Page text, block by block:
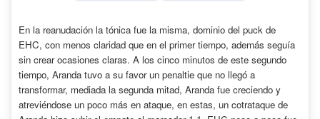
En la reanudación la tónica fue la misma, dominio del puck de
EHC, con menos claridad que en el primer tiempo, además seguía
sin crear ocasiones claras. A los cinco minutos de este segundo
tiempo, Aranda tuvo a su favor un penaltie que no llegó a
transformar, mediada la segunda mitad, Aranda fue creciendo y
atreviéndose un poco más en ataque, en estas, un cotrataque de